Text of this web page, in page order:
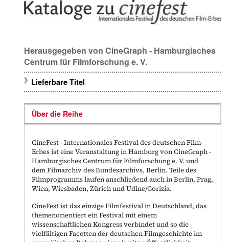
Herausgegeben von CineGraph - Hamburgisches
Centrum für Filmforschung e. V.
Lieferbare Titel
Über die Reihe
CineFest - Internationales Festival des deutschen Film-
Erbesist eine Veranstaltung in Hamburg vonCineGraph -
Hamburgisches Centrum für Filmforschung e. V. und
demFilmarchiv des Bundesarchivs, Berlin. Teile des
Filmprogramms laufen anschließend auch in Berlin, Prag,
Wien, Wiesbaden, Zürich und Udine/Gorizia.
CineFest ist das einzige Filmfestival in Deutschland, das
themenorientiert ein Festival mit einem
wissenschaftlichen Kongress verbindet und so die
vielfältigen Facetten der deutschen Filmgeschichte im